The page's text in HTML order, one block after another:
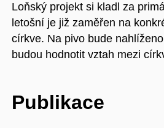
Loňský projekt si kladl za
letošní je již zaměřen na
církve. Na pivo bude
budou hodnotit vztah mezi
Publikace